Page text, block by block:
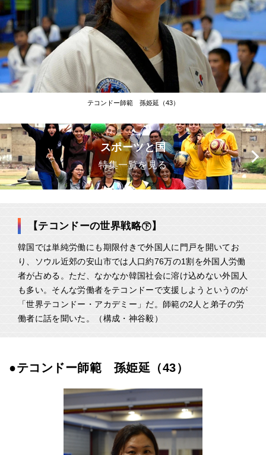
テコンドー師範 孫姫延（43）
スポーツと国
特集一覧を見る
【テコンドーの世界戦略㊦】
韓国では単純労働にも期限付きで外国人に門戸を開いてお
り、ソウル近郊の安山市では人口約76万の1割を外国人労働
者が占める。ただ、なかなか韓国社会に溶け込めない外国人
も多い。そんな労働者をテコンドーで支援しようというのが
「世界テコンドー・アカデミー」だ。師範の2人と弟子の労
働者に話を聞いた。（構成・神谷毅）
●テコンドー師範 孫姫延（43）